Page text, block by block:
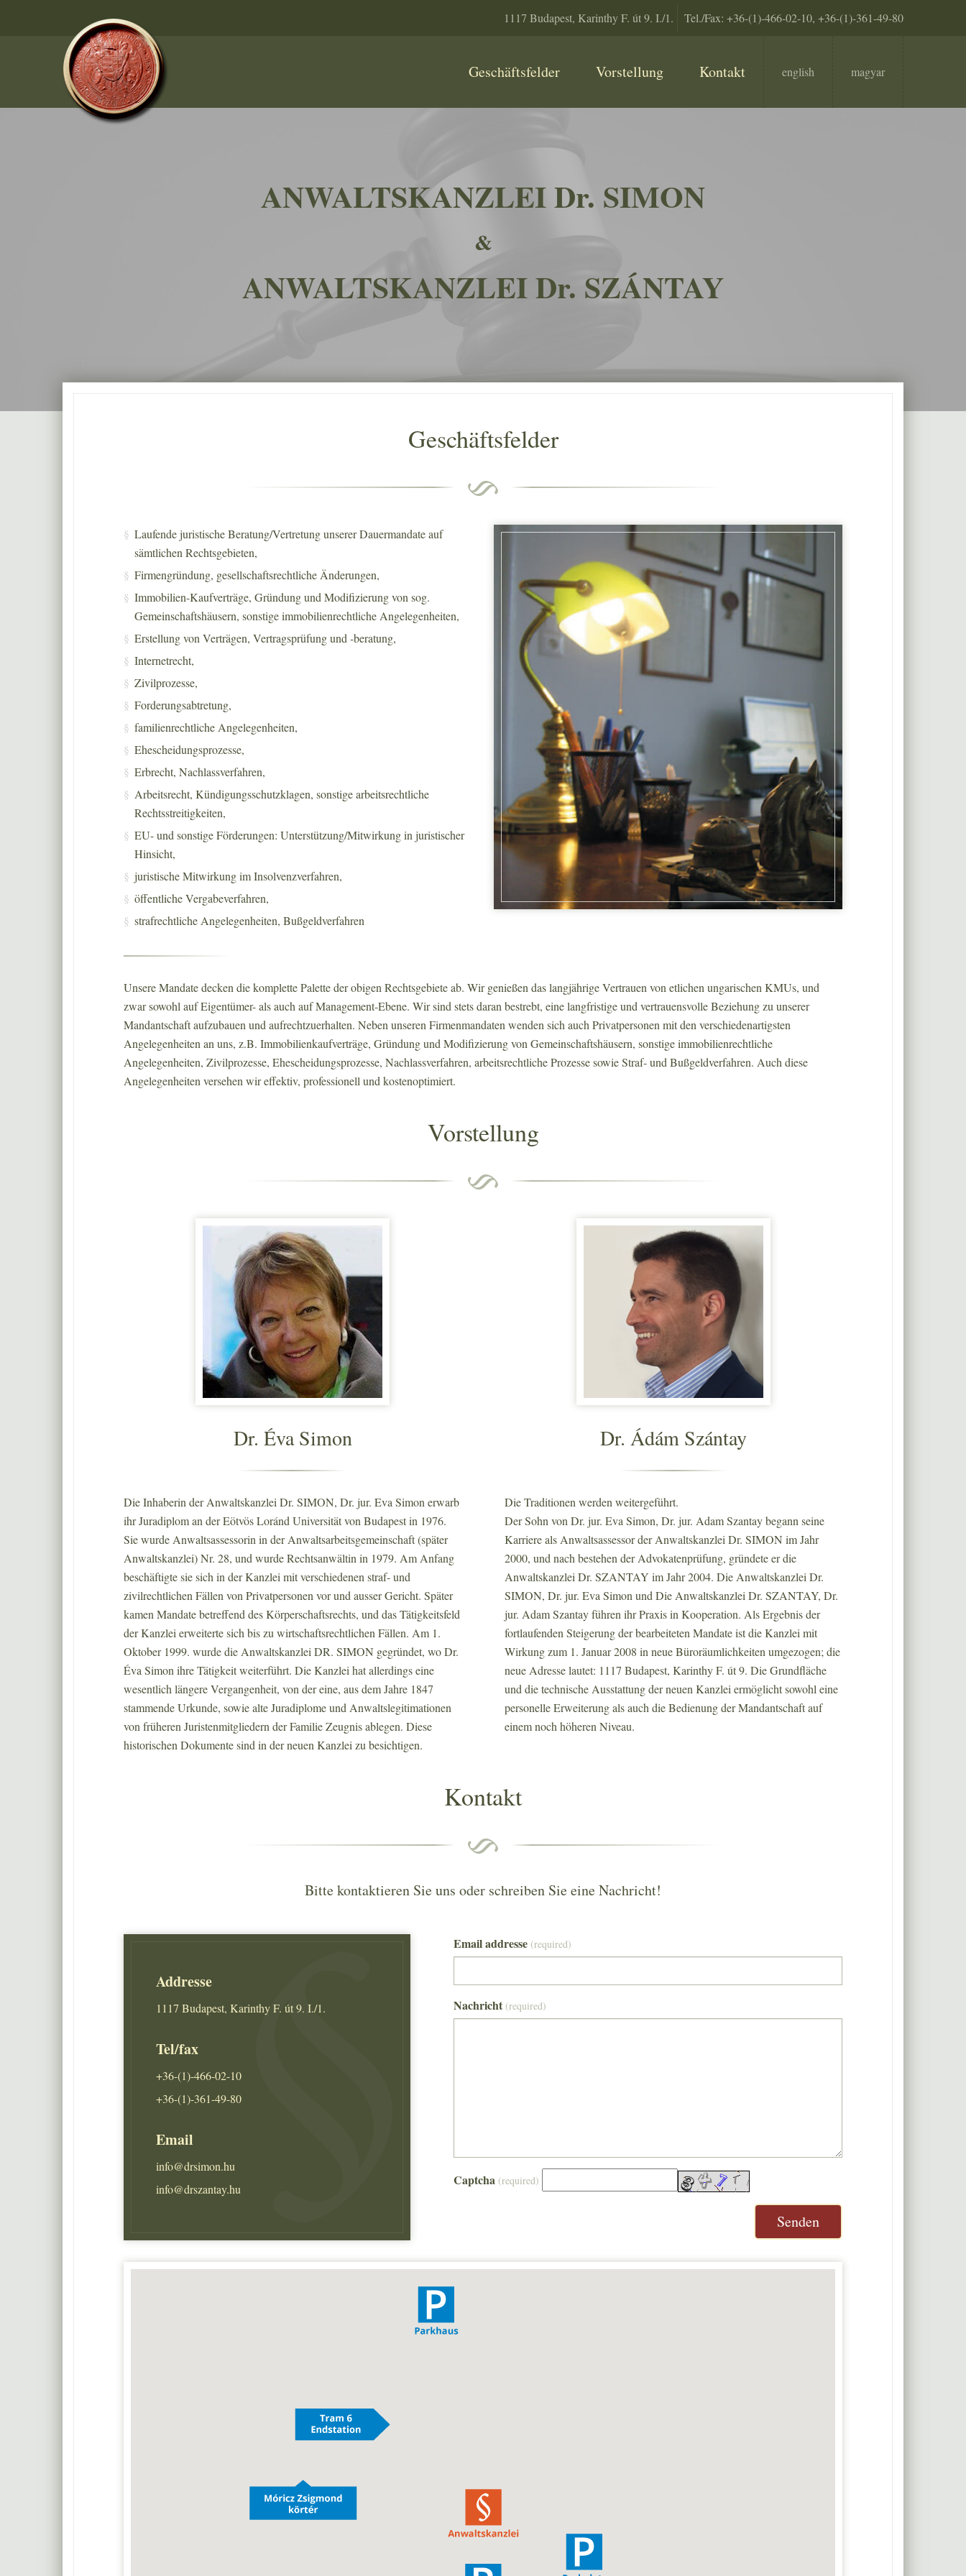
1117 Budapest, Karinthy F. út 9. I./1. Tel./Fax: +36-(1)-466-02-10, +36-(1)-361-49-80
Geschäftsfelder Vorstellung Kontakt english magyar
ANWALTSKANZLEI Dr. SIMON
&
ANWALTSKANZLEI Dr. SZÁNTAY
Geschäftsfelder
Laufende juristische Beratung/Vertretung unserer Dauermandate auf
sämtlichen Rechtsgebieten,
Firmengründung, gesellschaftsrechtliche Änderungen,
Immobilien-Kaufverträge, Gründung und Modifizierung von sog.
Gemeinschaftshäusern, sonstige immobilienrechtliche Angelegenheiten,
Erstellung von Verträgen, Vertragsprüfung und -beratung,
Internetrecht,
Zivilprozesse,
Forderungsabtretung,
familienrechtliche Angelegenheiten,
Ehescheidungsprozesse,
Erbrecht, Nachlassverfahren,
Arbeitsrecht, Kündigungsschutzklagen, sonstige arbeitsrechtliche
Rechtsstreitigkeiten,
EU- und sonstige Förderungen: Unterstützung/Mitwirkung in juristischer
Hinsicht,
juristische Mitwirkung im Insolvenzverfahren,
öffentliche Vergabeverfahren,
strafrechtliche Angelegenheiten, Bußgeldverfahren
Unsere Mandate decken die komplette Palette der obigen Rechtsgebiete ab. Wir genießen das langjährige Vertrauen von etlichen ungarischen KMUs, und
zwar sowohl auf Eigentümer- als auch auf Management-Ebene. Wir sind stets daran bestrebt, eine langfristige und vertrauensvolle Beziehung zu unserer
Mandantschaft aufzubauen und aufrechtzuerhalten. Neben unseren Firmenmandaten wenden sich auch Privatpersonen mit den verschiedenartigsten
Angelegenheiten an uns, z.B. Immobilienkaufverträge, Gründung und Modifizierung von Gemeinschaftshäusern, sonstige immobilienrechtliche
Angelegenheiten, Zivilprozesse, Ehescheidungsprozesse, Nachlassverfahren, arbeitsrechtliche Prozesse sowie Straf- und Bußgeldverfahren. Auch diese
Angelegenheiten versehen wir effektiv, professionell und kostenoptimiert.
Vorstellung
Dr. Éva Simon
Die Inhaberin der Anwaltskanzlei Dr. SIMON, Dr. jur. Eva Simon erwarb
ihr Juradiplom an der Eötvös Loránd Universität von Budapest in 1976.
Sie wurde Anwaltsassessorin in der Anwaltsarbeitsgemeinschaft (später
Anwaltskanzlei) Nr. 28, und wurde Rechtsanwältin in 1979. Am Anfang
beschäftigte sie sich in der Kanzlei mit verschiedenen straf- und
zivilrechtlichen Fällen von Privatpersonen vor und ausser Gericht. Später
kamen Mandate betreffend des Körperschaftsrechts, und das Tätigkeitsfeld
der Kanzlei erweiterte sich bis zu wirtschaftsrechtlichen Fällen. Am 1.
Oktober 1999. wurde die Anwaltskanzlei DR. SIMON gegründet, wo Dr.
Éva Simon ihre Tätigkeit weiterführt. Die Kanzlei hat allerdings eine
wesentlich längere Vergangenheit, von der eine, aus dem Jahre 1847
stammende Urkunde, sowie alte Juradiplome und Anwaltslegitimationen
von früheren Juristenmitgliedern der Familie Zeugnis ablegen. Diese
historischen Dokumente sind in der neuen Kanzlei zu besichtigen.
Dr. Ádám Szántay
Die Traditionen werden weitergeführt.
Der Sohn von Dr. jur. Eva Simon, Dr. jur. Adam Szantay begann seine
Karriere als Anwaltsassessor der Anwaltskanzlei Dr. SIMON im Jahr
2000, und nach bestehen der Advokatenprüfung, gründete er die
Anwaltskanzlei Dr. SZANTAY im Jahr 2004. Die Anwaltskanzlei Dr.
SIMON, Dr. jur. Eva Simon und Die Anwaltskanzlei Dr. SZANTAY, Dr.
jur. Adam Szantay führen ihr Praxis in Kooperation. Als Ergebnis der
fortlaufenden Steigerung der bearbeiteten Mandate ist die Kanzlei mit
Wirkung zum 1. Januar 2008 in neue Büroräumlichkeiten umgezogen; die
neue Adresse lautet: 1117 Budapest, Karinthy F. út 9. Die Grundfläche
und die technische Ausstattung der neuen Kanzlei ermöglicht sowohl eine
personelle Erweiterung als auch die Bedienung der Mandantschaft auf
einem noch höheren Niveau.
Kontakt
Bitte kontaktieren Sie uns oder schreiben Sie eine Nachricht!
Addresse
1117 Budapest, Karinthy F. út 9. I./1.
Tel/fax
+36-(1)-466-02-10
+36-(1)-361-49-80
Email
info@drsimon.hu
info@drszantay.hu
Email addresse(required)
Nachricht(required)
Captcha(required)